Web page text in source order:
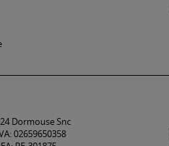
Dormouse Snc
02659650358